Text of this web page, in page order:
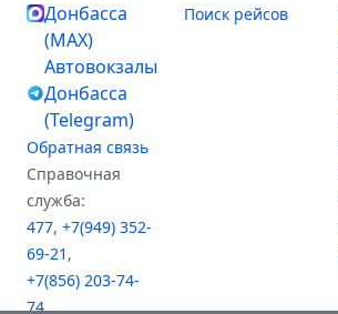
Донбасса
(MAX)
Автовокзалы
Донбасса
(Telegram)
Обратная связь
Справочная
служба:
477, +7(949) 352-
69-21 ,
+7(856) 203-74-
74,
Поиск рейсов